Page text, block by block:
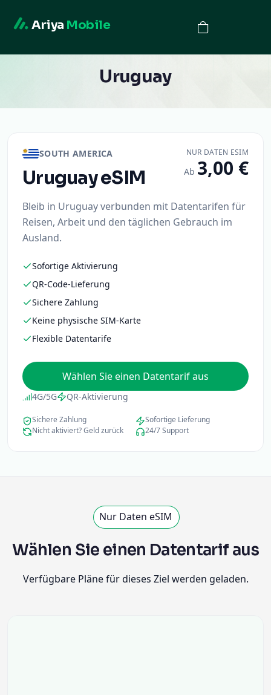
Ariya Mobile
Uruguay
SOUTH AMERICA
UruguayeSIM
NUR DATEN ESIM
Ab 3,00 €
Bleib in Uruguay verbunden mit Datentarifen für
Reisen, Arbeit und den täglichen Gebrauch im
Ausland.
Sofortige Aktivierung
QR-Code-Lieferung
Sichere Zahlung
Keine physische SIM-Karte
Flexible Datentarife
Wählen Sie einen Datentarif aus
4G/5G QR-Aktivierung
Sichere Zahlung
Sofortige Lieferung
Nicht aktiviert? Geld zurück
24/7 Support
Nur Daten eSIM
Wählen Sie einen Datentarif aus
Verfügbare Pläne für dieses Ziel werden geladen.